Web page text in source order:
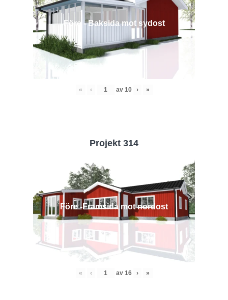
Före - Baksida mot sydost
« ‹ av 10 › »
Projekt 314
Före -Framsida mot nordost
« ‹ av 16 › »